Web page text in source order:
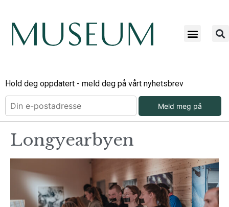
Hold deg oppdatert - meld deg på vårt nyhetsbrev
Meld meg på
Longyearbyen